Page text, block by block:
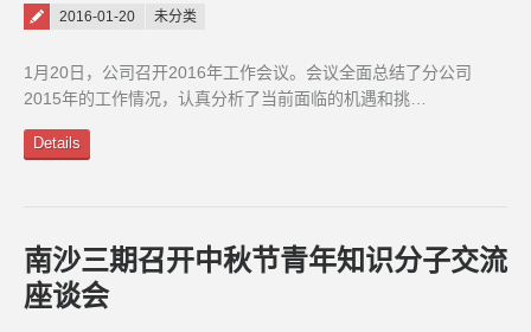
Posted on
2016-01-20 未分类
1月20日，公司召开2016年工作会议。会议全面总结了分公司
2015年的工作情况，认真分析了当前面临的机遇和挑…
Details
南沙三期召开中秋节青年知识分子交流
座谈会